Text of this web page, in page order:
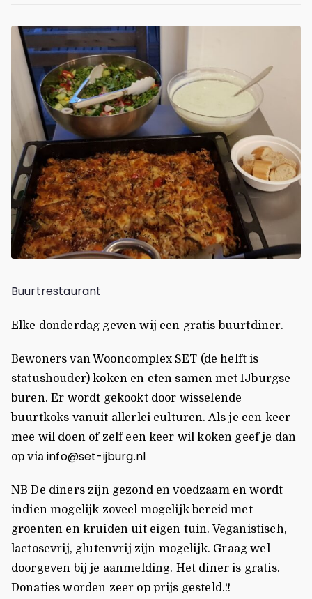
Buurtrestaurant
Elke donderdag geven wij een gratis buurtdiner.
Bewoners van Wooncomplex SET (de helft is
statushouder) koken en eten samen met IJburgse
buren. Er wordt gekookt door wisselende
buurtkoks vanuit allerlei culturen. Als je een keer
mee wil doen of zelf een keer wil koken geef je dan
op viainfo@set-ijburg.nl
NB De diners zijn gezond en voedzaam en wordt
indien mogelijk zoveel mogelijk bereid met
groenten en kruiden uit eigen tuin. Veganistisch,
lactosevrij, glutenvrij zijn mogelijk. Graag wel
doorgeven bij je aanmelding. Het diner is gratis.
Donaties worden zeer op prijs gesteld.!!